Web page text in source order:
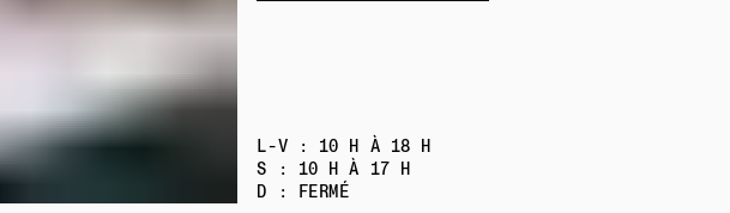
L-V : 10 H À 18 H
S : 10 H À 17 H
D : FERMÉ